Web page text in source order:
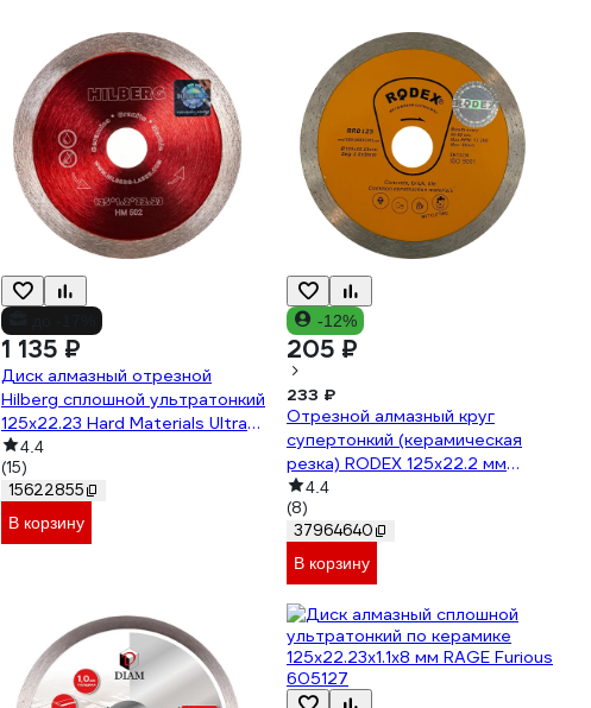
1 135 ₽
Диск алмазный отрезной
Hilberg сплошной ультратонкий
125x22.23 Hard Materials Ultra
Thin HM502
4.4
(15)
15622855
В корзину
-12%
205 ₽
233 ₽
Отрезной алмазный круг
супертонкий (керамическая
резка) RODEX 125х22.2 мм
RRD125
4.4
(8)
37964640
В корзину